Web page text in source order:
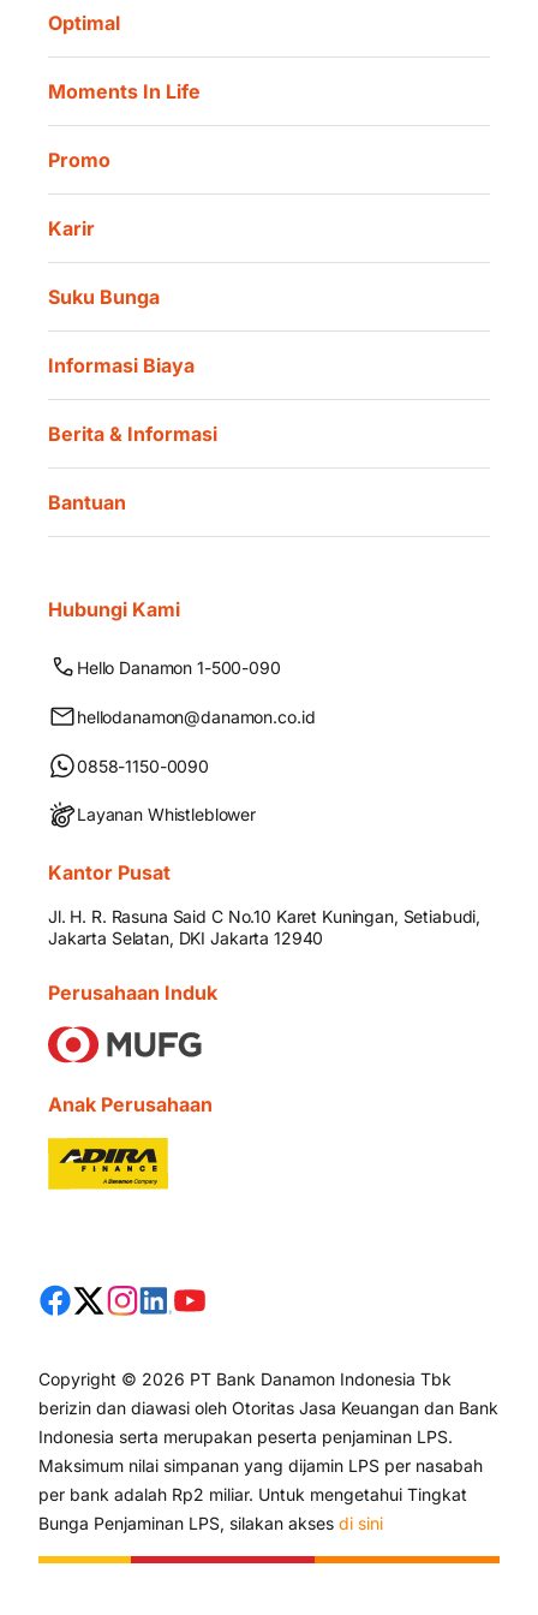
Danamon Digital Onboarding
Danamon QR Merchant
Optimal
Moments In Life
Promo
Karir
Suku Bunga
Informasi Biaya
Berita & Informasi
Bantuan
Hubungi Kami
Hello Danamon 1-500-090
hellodanamon@danamon.co.id
0858-1150-0090
Layanan Whistleblower
Kantor Pusat
Jl. H. R. Rasuna Said C No.10 Karet Kuningan, Setiabudi,
Jakarta Selatan, DKI Jakarta 12940
Perusahaan Induk
Anak Perusahaan
Copyright © 2026 PT Bank Danamon Indonesia Tbk
berizin dan diawasi oleh Otoritas Jasa Keuangan dan Bank
Indonesia serta merupakan peserta penjaminan LPS.
Maksimum nilai simpanan yang dijamin LPS per nasabah
per bank adalah Rp2 miliar. Untuk mengetahui Tingkat
Bunga Penjaminan LPS, silakan akses di sini